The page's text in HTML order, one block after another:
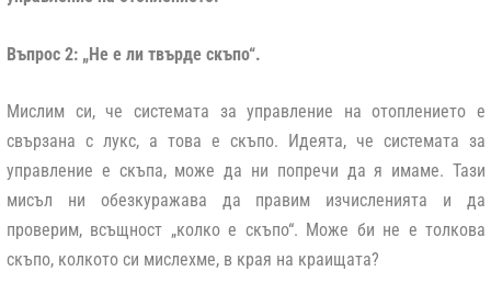
Въпрос 2: „Не е ли твърде скъпо“.
Мислим си, че системата за управление на отоплението е
свързана с лукс, а това е скъпо. Идеята, че системата за
управление е скъпа, може да ни попречи да я имаме. Тази
мисъл ни обезкуражава да правим изчисленията и да
проверим, всъщност „колко е скъпо“. Може би не е толкова
скъпо, колкото си мислехме, в края на краищата?